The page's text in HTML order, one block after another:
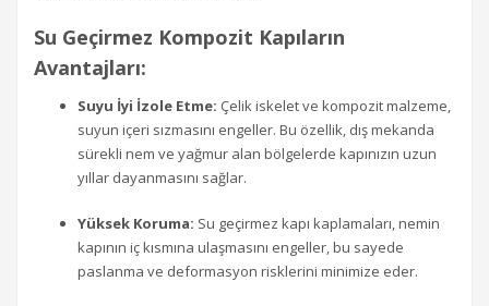
Su Geçirmez Kompozit Kapıların
Avantajları:
Suyu İyi İzole Etme: Çelik iskelet ve kompozit malzeme,
suyun içeri sızmasını engeller. Bu özellik, dış mekanda
sürekli nem ve yağmur alan bölgelerde kapınızın uzun
yıllar dayanmasını sağlar.
Yüksek Koruma: Su geçirmez kapı kaplamaları, nemin
kapının iç kısmına ulaşmasını engeller, bu sayede
paslanma ve deformasyon risklerini minimize eder.